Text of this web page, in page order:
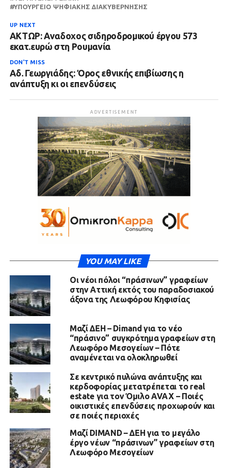
ΥΠΟΥΡΓΕΊΟ ΨΗΦΙΑΚΉΣ ΔΙΑΚΥΒΈΡΝΗΣΗΣ
UP NEXT
ΑΚΤΩΡ: Αναδοχος σιδηροδρομικού έργου 573
εκατ.ευρώ στη Ρουμανία
DON'T MISS
Αδ. Γεωργιάδης: Όρος εθνικής επιβίωσης η
ανάπτυξη κι οι επενδύσεις
ADVERTISEMENT
YOU MAY LIKE
Οι νέοι πόλοι “πράσινων” γραφείων
στην Αττική εκτός του παραδοσιακού
άξονα της Λεωφόρου Κηφισίας
Μαζί ΔΕΗ – Dimand για το νέο
“πράσινο” συγκρότημα γραφείων στη
Λεωφόρο Μεσογείων – Πότε
αναμένεται να ολοκληρωθεί
Σε κεντρικό πυλώνα ανάπτυξης και
κερδοφορίας μετατρέπεται το real
estate για τον Όμιλο AVAX – Ποιές
οικιστικές επενδύσεις προχωρούν και
σε ποιές περιοχές
Μαζί DIMAND – ΔΕΗ για το μεγάλο
έργο νέων “πράσινων” γραφείων στη
Λεωφόρο Μεσογείων